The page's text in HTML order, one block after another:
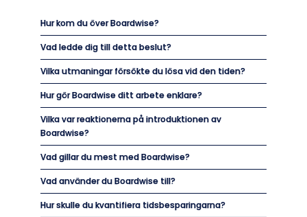
Hur kom du över Boardwise?
Vad ledde dig till detta beslut?
Vilka utmaningar försökte du lösa vid den tiden?
Hur gör Boardwise ditt arbete enklare?
Vilka var reaktionerna på introduktionen av
Boardwise?
Vad gillar du mest med Boardwise?
Vad använder du Boardwise till?
Hur skulle du kvantifiera tidsbesparingarna?